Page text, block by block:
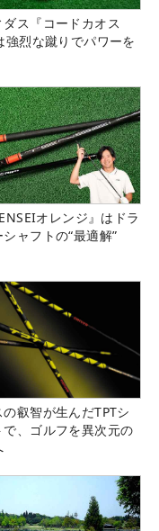
ダス『コードカオス
強烈な蹴りでパワーを
オレンジ』はドラ
ャフトの“最適解”
の叡智が生んだTPTシ
で、ゴルフを異次元の